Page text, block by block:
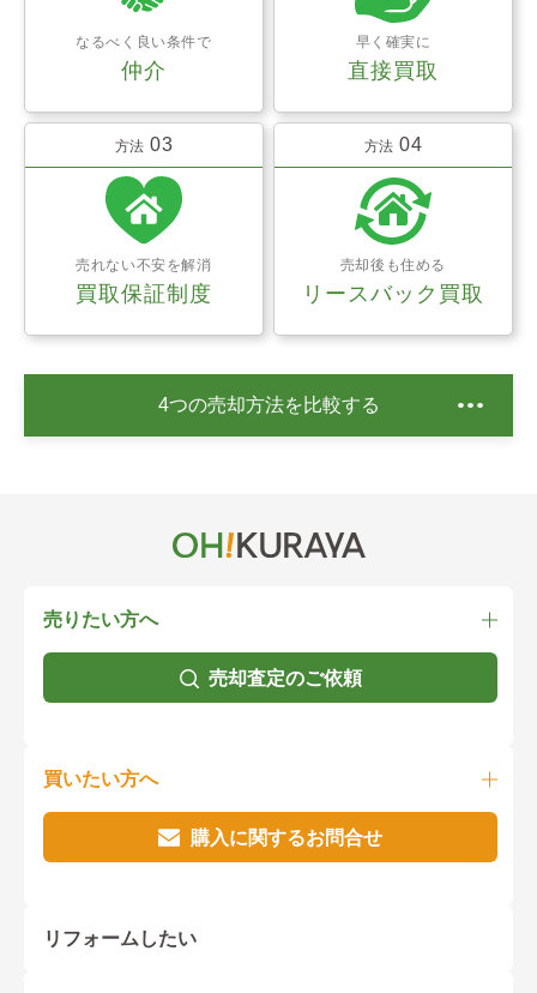
なるべく良い条件で
仲介
早く確実に
直接買取
方法 03
売れない不安を解消
買取保証制度
方法 04
売却後も住める
リースバック買取
4つの売却方法を比較する
売りたい方へ
売却査定のご依頼
買いたい方へ
購入に関するお問合せ
リフォームしたい